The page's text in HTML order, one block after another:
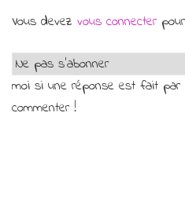
Vous devez vous connecterpour
moi si une réponse est fait par
commenter !